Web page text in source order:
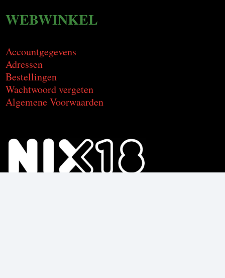
WEBWINKEL
Accountgegevens
Adressen
Bestellingen
Wachtwoord vergeten
Algemene Voorwaarden